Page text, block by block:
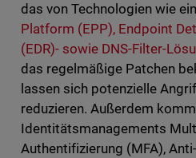
das von Technologien wie
Platform (EPP), Endpoint
(EDR)- sowie DNS-Filter-
das regelmäßige Patchen
lassen sich potenzielle
reduzieren. Außerdem
Identitätsmanagements
Authentifizierung (MFA),